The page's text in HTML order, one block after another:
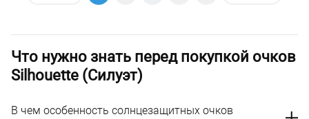
Что нужно знать перед покупкой очков
Silhouette (Силуэт)
В чем особенность солнцезащитных очков